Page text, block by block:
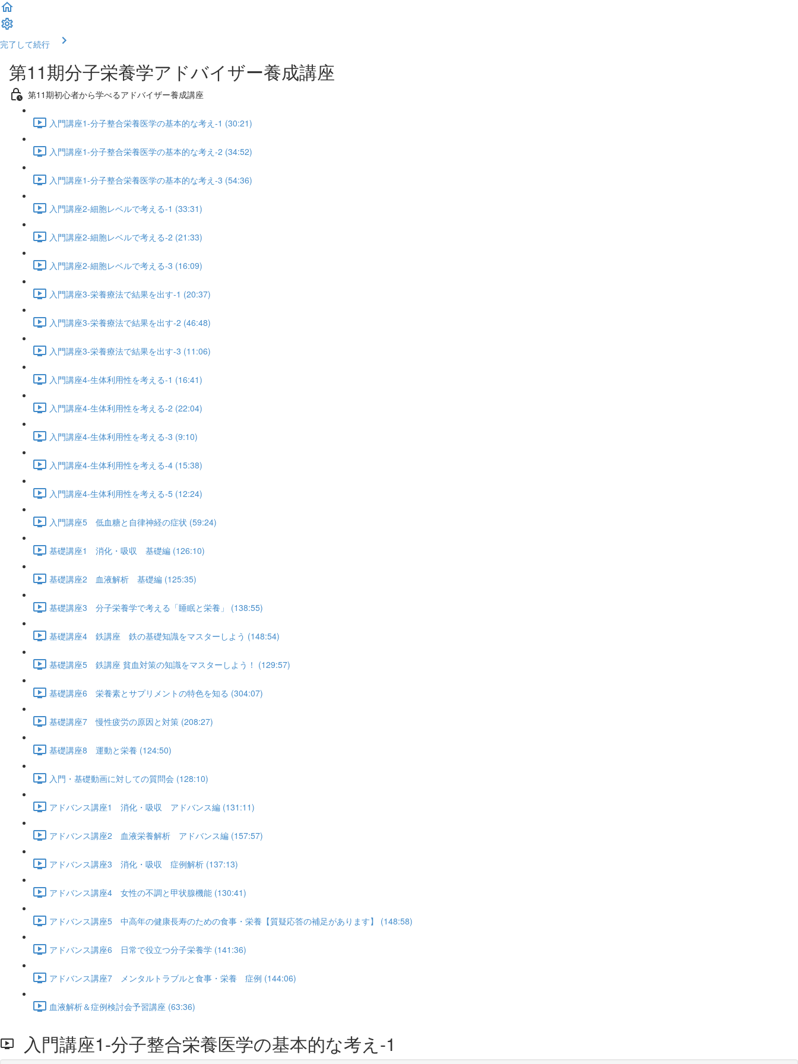
完了して続行
第11期分子栄養学アドバイザー養成講座
第11期初心者から学べるアドバイザー養成講座
入門講座1-分子整合栄養医学の基本的な考え-1 (30:21)
入門講座1-分子整合栄養医学の基本的な考え-2 (34:52)
入門講座1-分子整合栄養医学の基本的な考え-3 (54:36)
入門講座2-細胞レベルで考える-1 (33:31)
入門講座2-細胞レベルで考える-2 (21:33)
入門講座2-細胞レベルで考える-3 (16:09)
入門講座3-栄養療法で結果を出す-1 (20:37)
入門講座3-栄養療法で結果を出す-2 (46:48)
入門講座3-栄養療法で結果を出す-3 (11:06)
入門講座4-生体利用性を考える-1 (16:41)
入門講座4-生体利用性を考える-2 (22:04)
入門講座4-生体利用性を考える-3 (9:10)
入門講座4-生体利用性を考える-4 (15:38)
入門講座4-生体利用性を考える-5 (12:24)
入門講座5 低血糖と自律神経の症状 (59:24)
基礎講座1 消化・吸収 基礎編 (126:10)
基礎講座2 血液解析 基礎編 (125:35)
基礎講座3 分子栄養学で考える「睡眠と栄養」 (138:55)
基礎講座4 鉄講座 鉄の基礎知識をマスターしよう (148:54)
基礎講座5 鉄講座 貧血対策の知識をマスターしよう！ (129:57)
基礎講座6 栄養素とサプリメントの特色を知る (304:07)
基礎講座7 慢性疲労の原因と対策 (208:27)
基礎講座8 運動と栄養 (124:50)
入門・基礎動画に対しての質問会 (128:10)
アドバンス講座1 消化・吸収 アドバンス編 (131:11)
アドバンス講座2 血液栄養解析 アドバンス編 (157:57)
アドバンス講座3 消化・吸収 症例解析 (137:13)
アドバンス講座4 女性の不調と甲状腺機能 (130:41)
アドバンス講座5 中高年の健康長寿のための食事・栄養【質疑応答の補足があります】 (148:58)
アドバンス講座6 日常で役立つ分子栄養学 (141:36)
アドバンス講座7 メンタルトラブルと食事・栄養 症例 (144:06)
血液解析＆症例検討会予習講座 (63:36)
入門講座1-分子整合栄養医学の基本的な考え-1